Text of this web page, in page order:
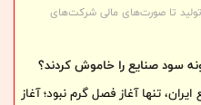
تولید تا صورت‌های مالی شرکت‌های
سود صنایع را خاموش کردند؟
ایران، تنها آغاز فصل گرم نبود؛ آغاز